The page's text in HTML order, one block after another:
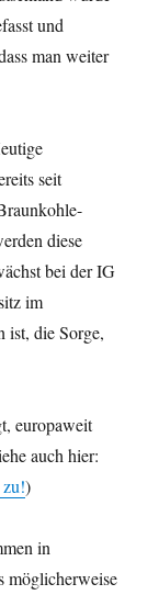
und
man weiter
seit
diese
bei der IG
im
ist, die Sorge,
europaweit
auch hier:
zu!)
in
möglicherweise